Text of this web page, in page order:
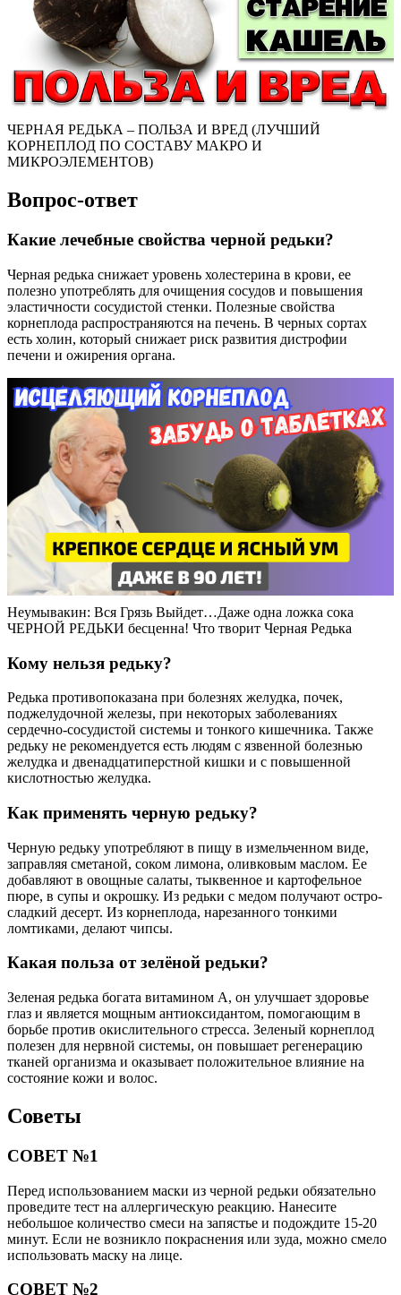
ЧЕРНАЯ РЕДЬКА – ПОЛЬЗА И ВРЕД (ЛУЧШИЙ
КОРНЕПЛОД ПО СОСТАВУ МАКРО И
МИКРОЭЛЕМЕНТОВ)
Вопрос-ответ
Какие лечебные свойства черной редьки?
Черная редька снижает уровень холестерина в крови, ее
полезно употреблять для очищения сосудов и повышения
эластичности сосудистой стенки. Полезные свойства
корнеплода распространяются на печень. В черных сортах
есть холин, который снижает риск развития дистрофии
печени и ожирения органа.
Неумывакин: Вся Грязь Выйдет…Даже одна ложка сока
ЧЕРНОЙ РЕДЬКИ бесценна! Что творит Черная Редька
Кому нельзя редьку?
Редька противопоказана при болезнях желудка, почек,
поджелудочной железы, при некоторых заболеваниях
сердечно-сосудистой системы и тонкого кишечника. Также
редьку не рекомендуется есть людям с язвенной болезнью
желудка и двенадцатиперстной кишки и с повышенной
кислотностью желудка.
Как применять черную редьку?
Черную редьку употребляют в пищу в измельченном виде,
заправляя сметаной, соком лимона, оливковым маслом. Ее
добавляют в овощные салаты, тыквенное и картофельное
пюре, в супы и окрошку. Из редьки с медом получают остро-
сладкий десерт. Из корнеплода, нарезанного тонкими
ломтиками, делают чипсы.
Какая польза от зелёной редьки?
Зеленая редька богата витамином А, он улучшает здоровье
глаз и является мощным антиоксидантом, помогающим в
борьбе против окислительного стресса. Зеленый корнеплод
полезен для нервной системы, он повышает регенерацию
тканей организма и оказывает положительное влияние на
состояние кожи и волос.
Советы
СОВЕТ №1
Перед использованием маски из черной редьки обязательно
проведите тест на аллергическую реакцию. Нанесите
небольшое количество смеси на запястье и подождите 15-20
минут. Если не возникло покраснения или зуда, можно смело
использовать маску на лице.
СОВЕТ №2